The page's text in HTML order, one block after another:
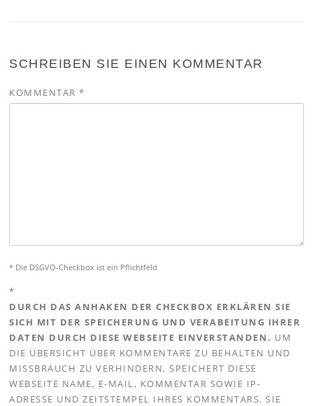
SCHREIBEN SIE EINEN KOMMENTAR
KOMMENTAR*
* Die DSGVO-Checkbox ist ein Pflichtfeld
*
DURCH DAS ANHAKEN DER CHECKBOX ERKLÄREN SIE
SICH MIT DER SPEICHERUNG UND VERABEITUNG IHRER
DATEN DURCH DIESE WEBSEITE EINVERSTANDEN. UM
DIE ÜBERSICHT ÜBER KOMMENTARE ZU BEHALTEN UND
MISSBRAUCH ZU VERHINDERN, SPEICHERT DIESE
WEBSEITE NAME, E-MAIL, KOMMENTAR SOWIE IP-
ADRESSE UND ZEITSTEMPEL IHRES KOMMENTARS. SIE